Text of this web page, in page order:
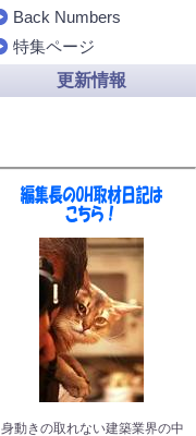
Back Numbers
特集ページ
更新情報
身動きの取れない建築業界の中